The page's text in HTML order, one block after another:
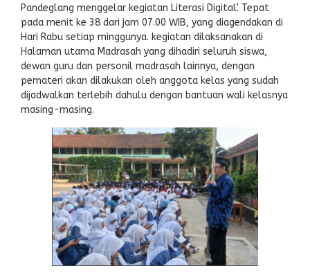
Pandeglang menggelar kegiatan Literasi Digital’. Tepat
pada menit ke 38 dari jam 07.00 WIB, yang diagendakan di
Hari Rabu setiap minggunya. kegiatan dilaksanakan di
Halaman utama Madrasah yang dihadiri seluruh siswa,
dewan guru dan personil madrasah lainnya, dengan
pemateri akan dilakukan oleh anggota kelas yang sudah
dijadwalkan terlebih dahulu dengan bantuan wali kelasnya
masing-masing.